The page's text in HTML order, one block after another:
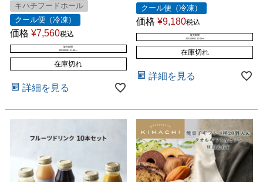
キハチフードホール
クール便（冷凍）
価格 ¥7,560税込
販売期間
2023/09/01 11:00〜
在庫切れ
詳細を見る
クール便（冷凍）
価格 ¥9,180税込
販売期間
2023/09/01 11:00〜
在庫切れ
詳細を見る